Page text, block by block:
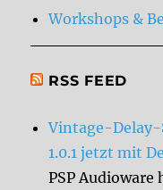
Workshops &
RSS FEED
Vintage-Delay-
1.0.1 jetzt mit
PSP